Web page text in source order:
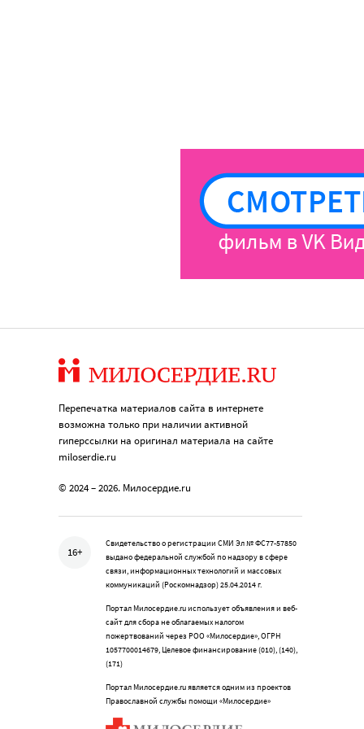
Перепечатка материалов сайта в интернете
возможна только при наличии активной
гиперссылки на оригинал материала на сайте
miloserdie.ru
© 2024 – 2026. Милосердие.ru
16+
Свидетельство о регистрации СМИ Эл № ФС77-57850
выдано федеральной службой по надзору в сфере
связи, информационных технологий и массовых
коммуникаций (Роскомнадзор) 25.04.2014 г.
Портал Милосердие.ru использует объявления и веб-
сайт для сбора не облагаемых налогом
пожертвований через РОО «Милосердие», ОГРН
1057700014679, Целевое финансирование (010), (140),
(171)
Портал Милосердие.ru является одним из проектов
Православной службы помощи «Милосердие»